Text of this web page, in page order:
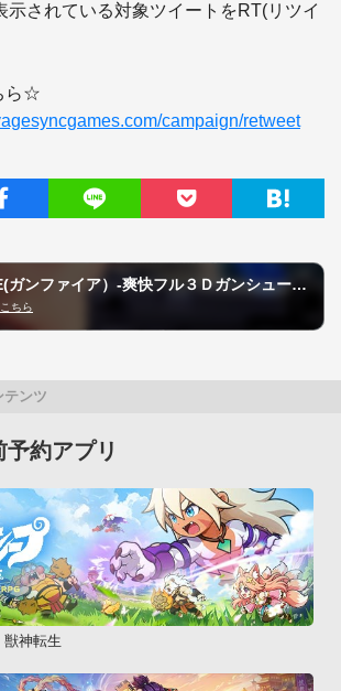
示されている対象ツイートをRT(リツイ
campaign/retweet
GUNFIRE(ガンファイア）-爽快フル３Ｄガンシューティング
ちら
テンツ
約アプリ
獣神転生